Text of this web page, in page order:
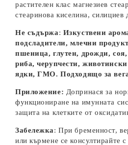
растителен клас магнезиев
стеаринова киселина, силициев
Не съдържа: Изкуствени
подсладители, млечни
пшеница, глутен, дрожди,
риба, черупчести,
ядки, ГМО. Подходящо за
Приложение: Допринася за
функциониране на имунната
защита на клетките от
Забележка: При бременност,
или кърмене се консултирайте